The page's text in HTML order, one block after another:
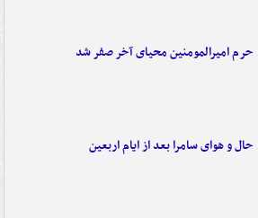
حرم امیرالمومنین محیای آخر صفر شد
حال و هوای سامرا بعد از ایام اربعین